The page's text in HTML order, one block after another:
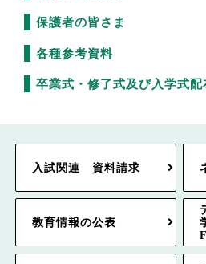
保護者の皆さま
各種参考資料
卒業式・修了式及び入学式配
入試関連 資料請求
教育情報の公表